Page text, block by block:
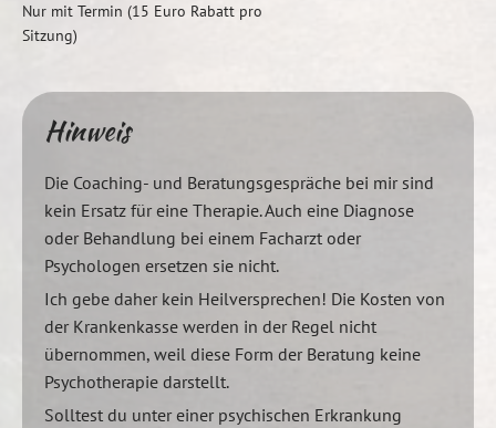
Nur mit Termin (15 Euro Rabatt pro
Sitzung)
Hinweis
Die Coaching- und Beratungsgespräche bei mir sind
kein Ersatz für eine Therapie. Auch eine Diagnose
oder Behandlung bei einem Facharzt oder
Psychologen ersetzen sie nicht.
Ich gebe daher kein Heilversprechen! Die Kosten von
der Krankenkasse werden in der Regel nicht
übernommen, weil diese Form der Beratung keine
Psychotherapie darstellt.
Solltest du unter einer psychischen Erkrankung